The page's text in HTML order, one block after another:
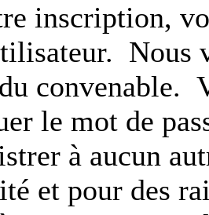
inscription,
Nous
convenable.
le mot de
à aucun
et pour des